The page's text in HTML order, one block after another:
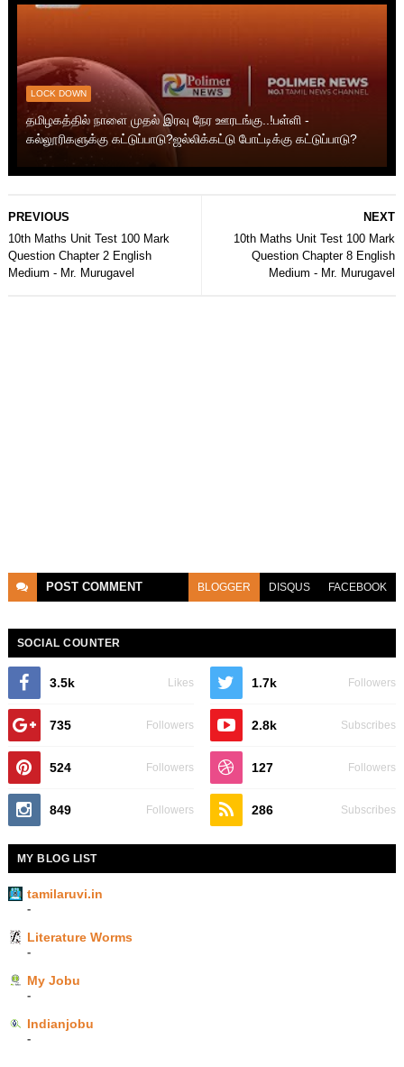
LOCK DOWN
தமிழகத்தில் நாளை முதல் இரவு நேர ஊரடங்கு..!பள்ளி -
கல்லூரிகளுக்கு கட்டுப்பாடு?ஜல்லிக்கட்டு போட்டிக்கு கட்டுப்பாடு?
NEXT
10th Maths Unit Test 100 Mark
Question Chapter 8 English
Medium - Mr. Murugavel
PREVIOUS
10th Maths Unit Test 100 Mark
Question Chapter 2 English
Medium - Mr. Murugavel
POST COMMENT BLOGGER DISQUS FACEBOOK
SOCIAL COUNTER
3.5k Likes 1.7k Followers
735 Followers 2.8k Subscribes
524 Followers 127 Followers
849 Followers 286 Subscribes
MY BLOG LIST
tamilaruvi.in
-
Literature Worms
-
My Jobu
-
Indianjobu
-